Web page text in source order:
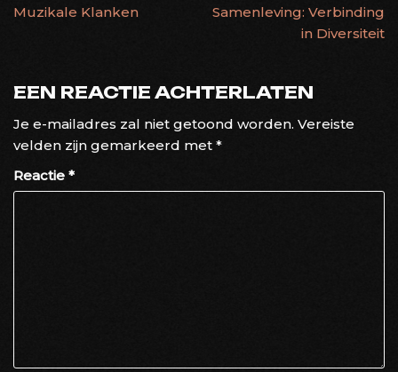
Muzikale Klanken
Samenleving: Verbinding
in Diversiteit
EEN REACTIE ACHTERLATEN
Je e-mailadres zal niet getoond worden. Vereiste
velden zijn gemarkeerd met *
Reactie *